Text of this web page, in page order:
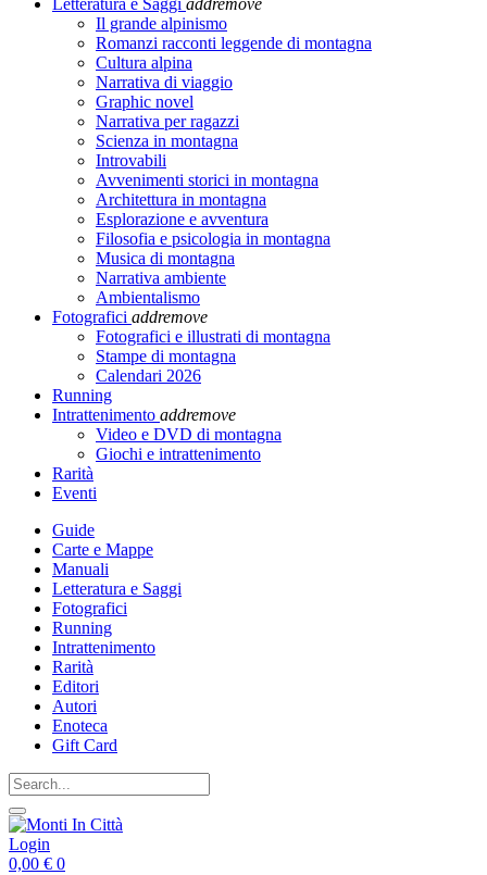
Letteratura e Saggi addremove
Il grande alpinismo
Romanzi racconti leggende di montagna
Cultura alpina
Narrativa di viaggio
Graphic novel
Narrativa per ragazzi
Scienza in montagna
Introvabili
Avvenimenti storici in montagna
Architettura in montagna
Esplorazione e avventura
Filosofia e psicologia in montagna
Musica di montagna
Narrativa ambiente
Ambientalismo
Fotografici addremove
Fotografici e illustrati di montagna
Stampe di montagna
Calendari 2026
Running
Intrattenimento addremove
Video e DVD di montagna
Giochi e intrattenimento
Rarità
Eventi
Guide
Carte e Mappe
Manuali
Letteratura e Saggi
Fotografici
Running
Intrattenimento
Rarità
Editori
Autori
Enoteca
Gift Card
Login
0,00 € 0